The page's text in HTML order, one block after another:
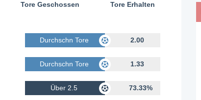
Tore Geschossen Tore Erhalten
Durchschn Tore Geschossen 2.00
Durchschn Tore Erhalten 1.33
Über 2.5 73.33%